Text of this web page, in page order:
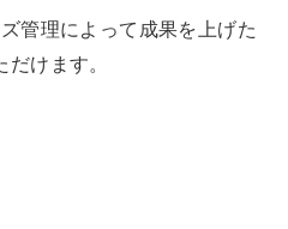
管理によって成果を上げた
けます。